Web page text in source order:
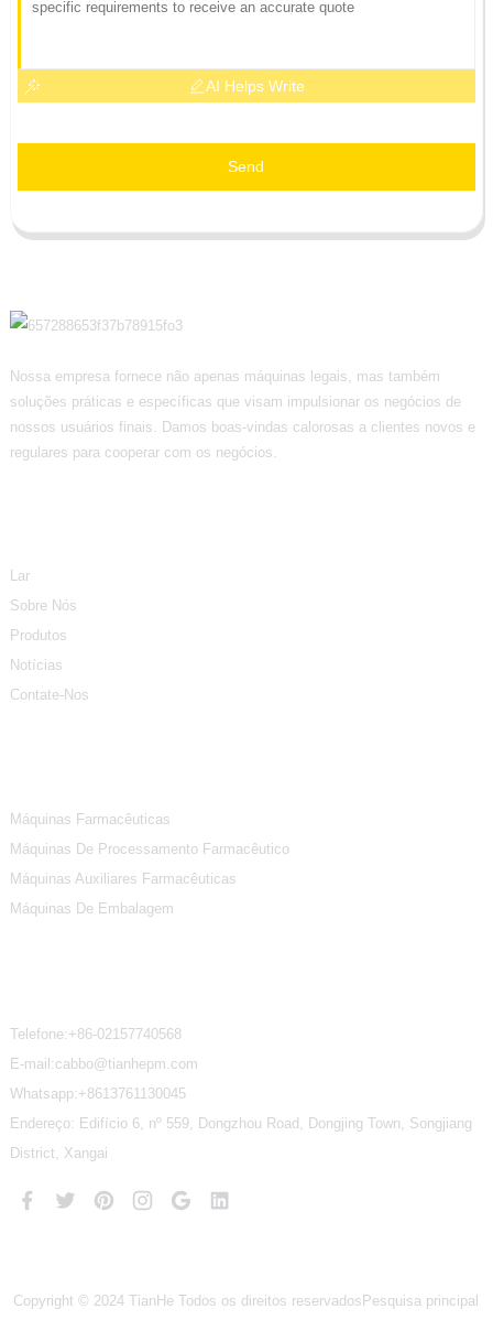
AI Helps Write
Send
Nossa empresa fornece não apenas máquinas legais, mas também
soluções práticas e específicas que visam impulsionar os negócios de
nossos usuários finais. Damos boas-vindas calorosas a clientes novos e
regulares para cooperar com os negócios.
Lar
Sobre Nós
Produtos
Notícias
Contate-Nos
Máquinas Farmacêuticas
Máquinas De Processamento Farmacêutico
Máquinas Auxiliares Farmacêuticas
Máquinas De Embalagem
Telefone: +86-02157740568
E-mail:cabbo@tianhepm.com
Whatsapp: +8613761130045
Endereço: Edifício 6, nº 559, Dongzhou Road, Dongjing Town, Songjiang
District, Xangai
Copyright © 2024 TianHe Todos os direitos reservados Pesquisa principal